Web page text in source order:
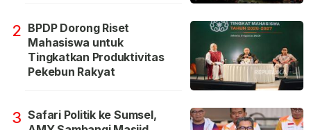
2 BPDP Dorong Riset
Mahasiswa untuk
Tingkatkan Produktivitas
Pekebun Rakyat
3 Safari Politik ke Sumsel,